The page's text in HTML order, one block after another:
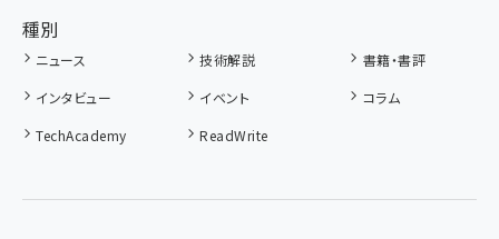
種別
ニュース 技術解説
書籍・書評
インタビュー
イベント
コラム
TechAcademy
ReadWrite